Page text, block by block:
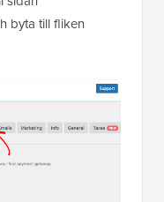
byta till fliken